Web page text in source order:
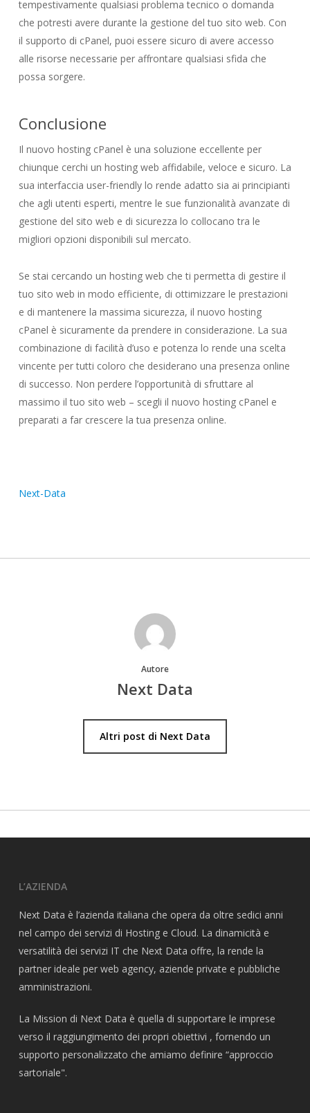
tempestivamente qualsiasi problema tecnico o domanda
che potresti avere durante la gestione del tuo sito web. Con
il supporto di cPanel, puoi essere sicuro di avere accesso
alle risorse necessarie per affrontare qualsiasi sfida che
possa sorgere.
Conclusione
Il nuovo hosting cPanel è una soluzione eccellente per
chiunque cerchi un hosting web affidabile, veloce e sicuro. La
sua interfaccia user-friendly lo rende adatto sia ai principianti
che agli utenti esperti, mentre le sue funzionalità avanzate di
gestione del sito web e di sicurezza lo collocano tra le
migliori opzioni disponibili sul mercato.
Se stai cercando un hosting web che ti permetta di gestire il
tuo sito web in modo efficiente, di ottimizzare le prestazioni
e di mantenere la massima sicurezza, il nuovo hosting
cPanel è sicuramente da prendere in considerazione. La sua
combinazione di facilità d’uso e potenza lo rende una scelta
vincente per tutti coloro che desiderano una presenza online
di successo. Non perdere l’opportunità di sfruttare al
massimo il tuo sito web – scegli il nuovo hosting cPanel e
preparati a far crescere la tua presenza online.
Next-Data
Autore
Next Data
Altri post di Next Data
L’AZIENDA
Next Data è l’azienda italiana che opera da oltre sedici anni
nel campo dei servizi di Hosting e Cloud. La dinamicità e
versatilità dei servizi IT che Next Data offre, la rende la
partner ideale per web agency, aziende private e pubbliche
amministrazioni.
La Mission di Next Data è quella di supportare le imprese
verso il raggiungimento dei propri obiettivi , fornendo un
supporto personalizzato che amiamo definire “approccio
sartoriale".